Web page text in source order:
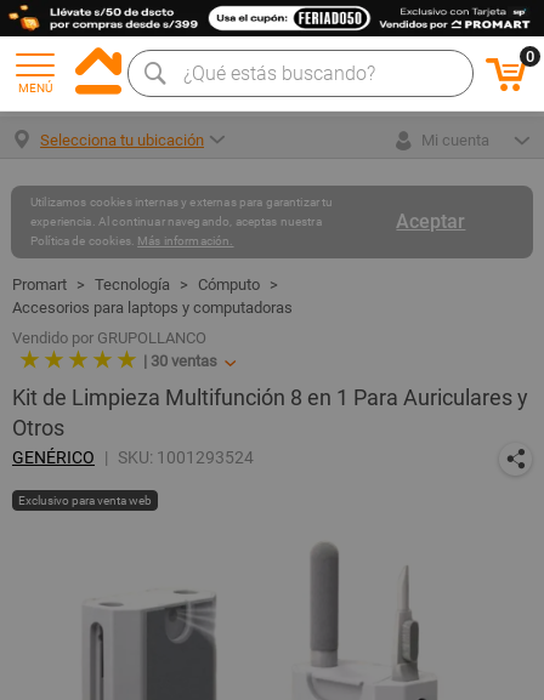
MENÚ
0
Selecciona tu ubicación Mi cuenta
Aceptar
Utilizamos cookies internas y externas para garantizar tu
experiencia. Al continuar navegando, aceptas nuestra
Política de cookies. Más información.
Tecnología
Cómputo
Accesorios para laptops y computadoras
Vendido por GRUPOLLANCO
★ ★ ★ ★ ★ | 30 ventas
Kit de Limpieza Multifunción 8 en 1 Para Auriculares y
Otros
GENÉRICO SKU: 1001293524
Exclusivo para venta web